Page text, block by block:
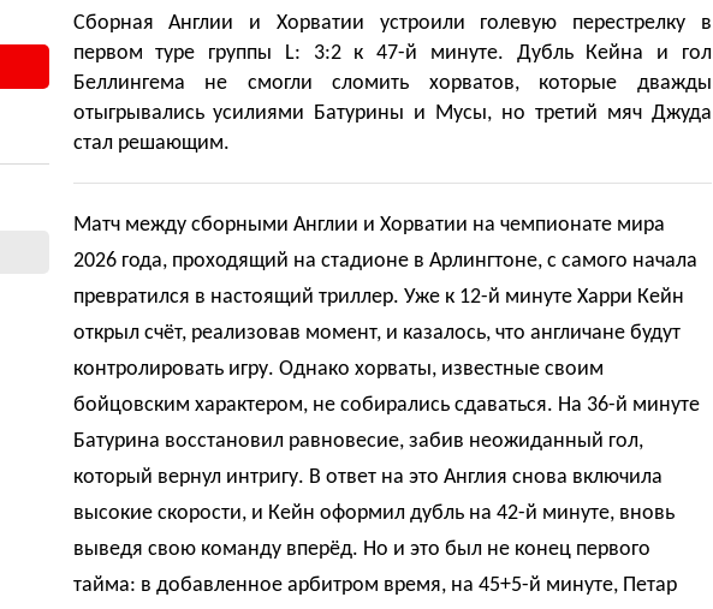
Сборная Англии и Хорватии устроили голевую перестрелку в
первом туре группы L: 3:2 к 47-й минуте. Дубль Кейна и гол
Беллингема не смогли сломить хорватов, которые дважды
отыгрывались усилиями Батурины и Мусы, но третий мяч Джуда
стал решающим.
Матч между сборными Англии и Хорватии на чемпионате мира
2026 года, проходящий на стадионе в Арлингтоне, с самого начала
превратился в настоящий триллер. Уже к 12-й минуте Харри Кейн
открыл счёт, реализовав момент, и казалось, что англичане будут
контролировать игру. Однако хорваты, известные своим
бойцовским характером, не собирались сдаваться. На 36-й минуте
Батурина восстановил равновесие, забив неожиданный гол,
который вернул интригу. В ответ на это Англия снова включила
высокие скорости, и Кейн оформил дубль на 42-й минуте, вновь
выведя свою команду вперёд. Но и это был не конец первого
тайма: в добавленное арбитром время, на 45+5-й минуте, Петар